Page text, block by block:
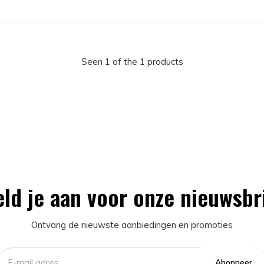
Seen 1 of the 1 products
je aan voor onze
Ontvang de nieuwste aanbiedingen en promoties